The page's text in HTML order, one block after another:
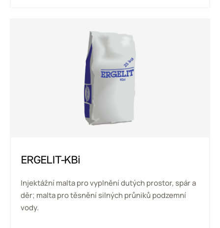
ERGELIT-KBi
Injektážní malta pro vyplnění dutých prostor, spár a
děr; malta pro těsnění silných průniků podzemní
vody.